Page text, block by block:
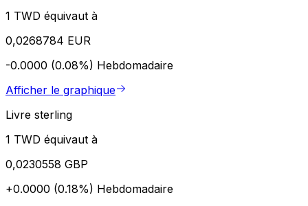
1 TWD équivaut à
0,0268784 EUR
-0.0000 (0.08%) Hebdomadaire
Afficher le graphique
Livre sterling
1 TWD équivaut à
0,0230558 GBP
+0.0000 (0.18%) Hebdomadaire